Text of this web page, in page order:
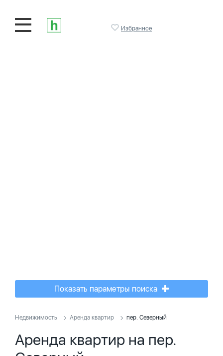
Избранное
Показать параметры поиска
Недвижимость Аренда квартир пер. Северный
Аренда квартир на пер.